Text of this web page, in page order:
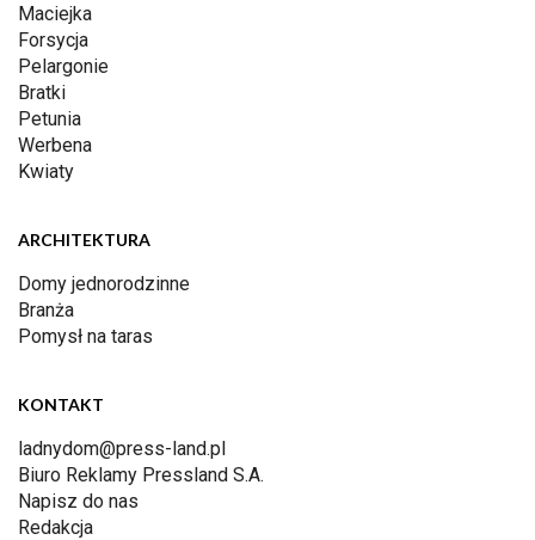
Maciejka
Forsycja
Pelargonie
Bratki
Petunia
Werbena
Kwiaty
ARCHITEKTURA
Domy jednorodzinne
Branża
Pomysł na taras
KONTAKT
ladnydom@press-land.pl
Biuro Reklamy Pressland S.A.
Napisz do nas
Redakcja